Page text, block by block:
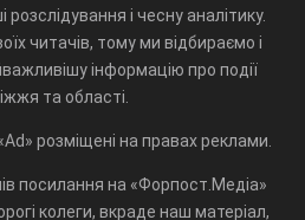
розслідування і чесну аналітику.
читачів, тому ми відбираємо і
інформацію про події
та області.
розміщені на правах реклами.
посилання на «Форпост.Медіа»
колеги, вкраде наш матеріал,